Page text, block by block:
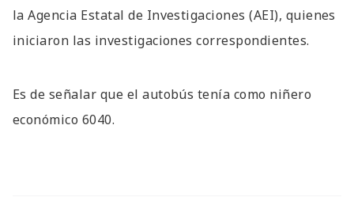
la Agencia Estatal de Investigaciones (AEI), quienes
iniciaron las investigaciones correspondientes.
Es de señalar que el autobús tenía como niñero
económico 6040.